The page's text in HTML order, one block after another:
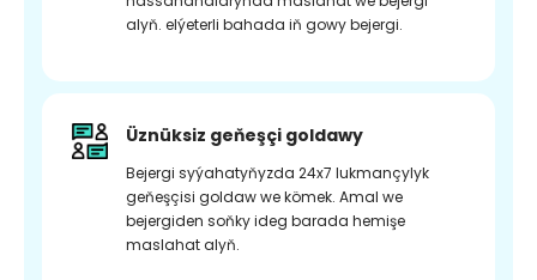
alyň. elýeterli bahada iň gowy bejergi.
Üznüksiz geňeşçi goldawy
Bejergi syýahatyňyzda 24x7 lukmançylyk
geňeşçisi goldaw we kömek. Amal we
bejergiden soňky ideg barada hemişe
maslahat alyň.